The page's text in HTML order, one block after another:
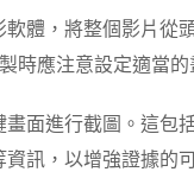
體，將整個影片從
時應注意設定適當
面進行截圖。這包
訊，以增強證據的